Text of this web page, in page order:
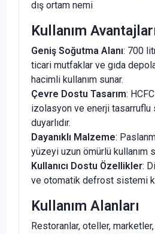
dış ortam nemi
Kullanım
Geniş Soğutma Alanı: 700
ticari mutfaklar ve gıda
hacimli kullanım sunar.
Çevre Dostu Tasarım:
izolasyon ve enerji
duyarlıdır.
Dayanıklı Malzeme:
yüzeyi uzun ömürlü kullanım
Kullanıcı Dostu Özellikler:
ve otomatik defrost sistemi
Kullanım Alanları
Restoranlar, oteller,